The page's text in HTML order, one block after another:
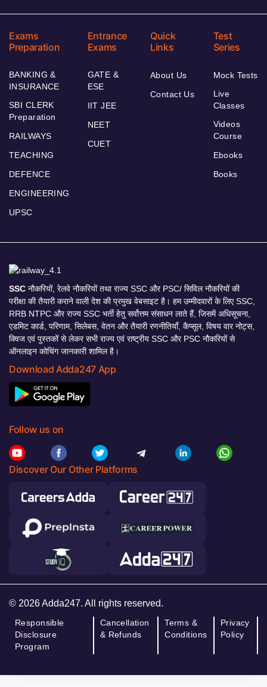
Exams
Preparation
BANKING &
INSURANCE
SBI CLERK
Preparation
RAILWAYS
TEACHING
DEFENCE
ENGINEERING
UPSC
Entrance
Exams
GATE &
ESE
IIT JEE
NEET
CUET
Quick
Links
About Us
Contact Us
Test
Series
Mock Tests
Live
Classes
Videos
Course
Ebooks
Books
SSC नौकरियों, रेलवे नौकरियों तथा राज्य SSC और PSC/ सिविल नौकरियों की
परीक्षा की तैयारी कराने वाली देश की प्रमुख वेबसाइट है। हम उम्मीदवारों के लिए SSC,
RRB NTPC और राज्य SSC भर्ती हेतु सर्वोत्तम संसाधन लाते हैं, जिसमें अधिसूचना,
एडमिट कार्ड, परिणाम, सिलेबस, वेतन और तैयारी रणनीतियाँ, कैप्सूल, विषय वार नोट्स,
क्विज एवं पुस्तकों से लेकर सभी राज्य एवं राष्ट्रीय SSC और PSC नौकरियों से
ऑनलाइन कोचिंग जानकारी शामिल है।
Download Adda247 App
Follow us on
Discover Our Other Platforms
© 2026 Adda247. All rights reserved.
Responsible
Disclosure
Program
Cancellation
& Refunds
Terms &
Conditions
Privacy
Policy